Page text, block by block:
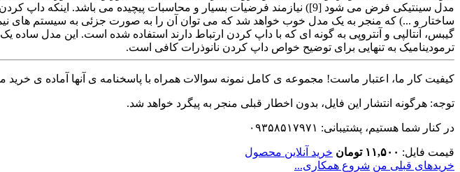
مدل سینتیکی فرض می شود [9]) نیازمند فرضیات بسیار و محاسبات پیچیده می
ساختار و ...) که منجر به یک مدل خوب خواهد شد که می توان آن را به صورت جزئی به سیستم های
گیبس، آنتالپی و آنتروپی به گونه ای که با داپ کردن ارتباط دارند استفاده شده است. این مدل ساده
ترمودینامیک به تنهایی برای توضیح خواص داپ کردن نانوذرات کافی است.
کیفیت کار ما، اعتبار ماست! مجموعه ی کامل نمونه سوالات همراه با پاسخنامه ی آنها آماده ی خرید
توجه: هرگونه انتشار این فایل، بدون اخطار قبلی منجر به پیگرد خواهد شد.
در کنار شما هستیم، پشتیبانی: ۰۹۳۵۸۵۱۷۹۷۱
قیمت فایل: ۱۱,۵۰۰ تومان
خرید آنلاین محصول
خریدهای قبلی من شروع همکاری...